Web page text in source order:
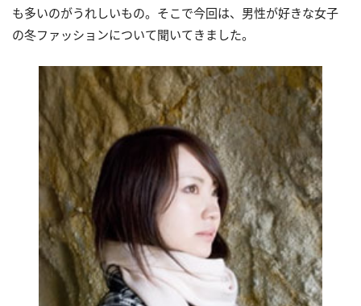
も多いのがうれしいもの。そこで今回は、男性が好きな女子
の冬ファッションについて聞いてきました。